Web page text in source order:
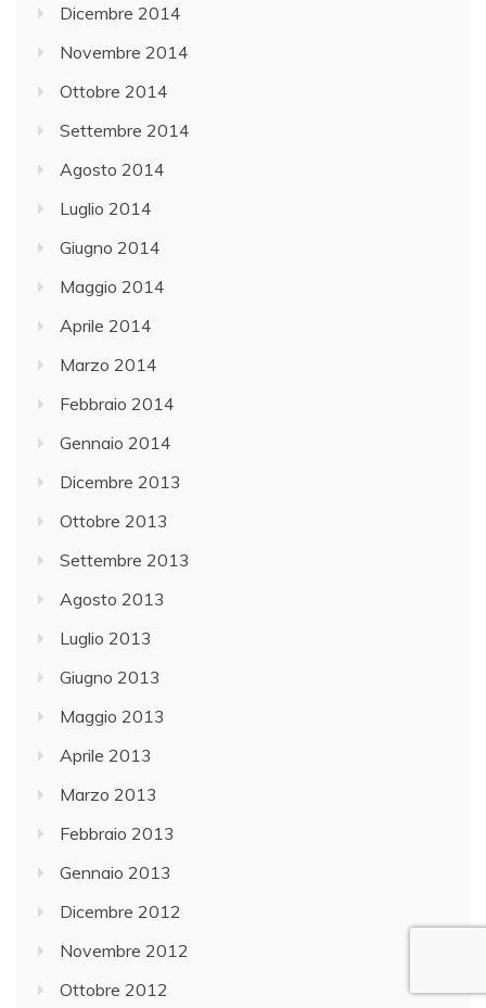
Dicembre 2014
Novembre 2014
Ottobre 2014
Settembre 2014
Agosto 2014
Luglio 2014
Giugno 2014
Maggio 2014
Aprile 2014
Marzo 2014
Febbraio 2014
Gennaio 2014
Dicembre 2013
Ottobre 2013
Settembre 2013
Agosto 2013
Luglio 2013
Giugno 2013
Maggio 2013
Aprile 2013
Marzo 2013
Febbraio 2013
Gennaio 2013
Dicembre 2012
Novembre 2012
Ottobre 2012